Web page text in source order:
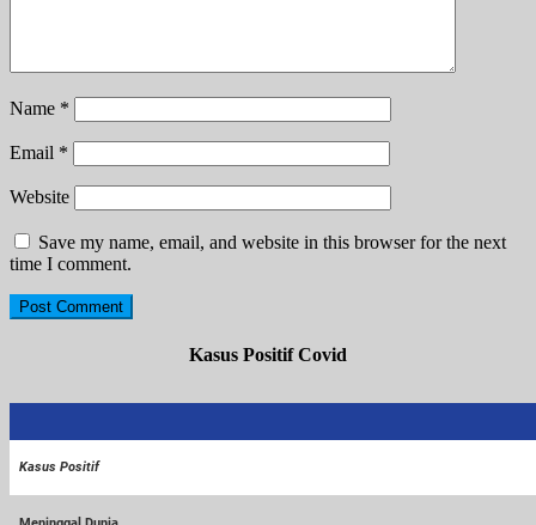
Name *
Email *
Website
Save my name, email, and website in this browser for the next
time I comment.
Kasus Positif Covid